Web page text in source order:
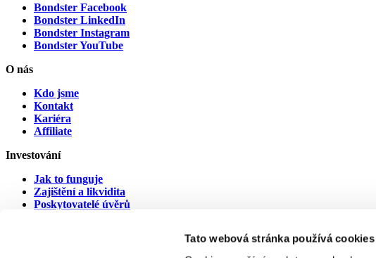
Tato webová stránka používá cookies
Bondster Facebook
Bondster LinkedIn
Bondster Instagram
Bondster YouTube
O nás
Kdo jsme
Kontakt
Kariéra
Affiliate
Investování
Jak to funguje
Zajištění a likvidita
Poskytovatelé úvěrů